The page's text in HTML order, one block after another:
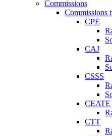
Commissions
Commissions
CPE
CAJ
CSSS
CEATE
CTT